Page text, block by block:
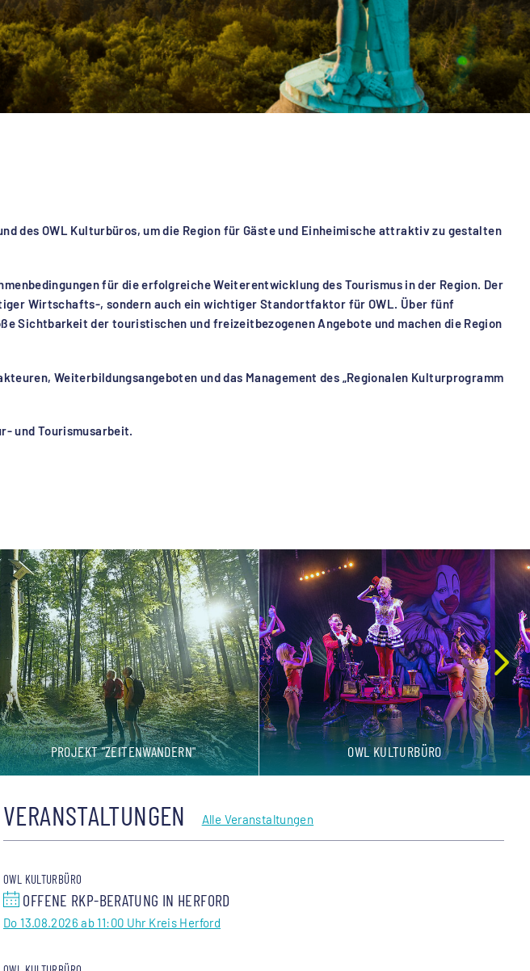
des OWL Kulturbüros, um die Region für Gäste und Einheimische attraktiv zu gestalten
für die erfolgreiche Weiterentwicklung des Tourismus in der Region. Der
Wirtschafts-, sondern auch ein wichtiger Standortfaktor für OWL. Über fünf
Sichtbarkeit der touristischen und freizeitbezogenen Angebote und machen die Region
Weiterbildungsangeboten und das Management des „Regionalen Kulturprogramm
und Tourismusarbeit.
PROJEKT "ZEITENWANDERN" OWL KULTURBÜRO
VERANSTALTUNGEN Alle Veranstaltungen
OWL KULTURBÜRO
OFFENE RKP-BERATUNG IN HERFORD
Do 13.08.2026 ab 11:00 Uhr Kreis Herford